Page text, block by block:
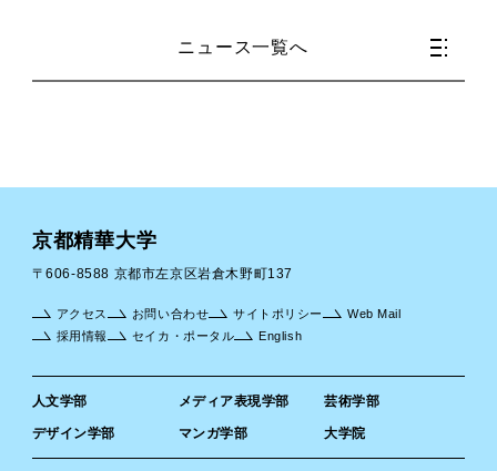
ニュース一覧へ
京都精華大学
〒606-8588 京都市左京区岩倉木野町137
人文学部 メディア表現学部 芸術学部
デザイン学部 マンガ学部 大学院
アクセス お問い合わせ サイトポリシー
Web Mail
採用情報
セイカ・ポータル English